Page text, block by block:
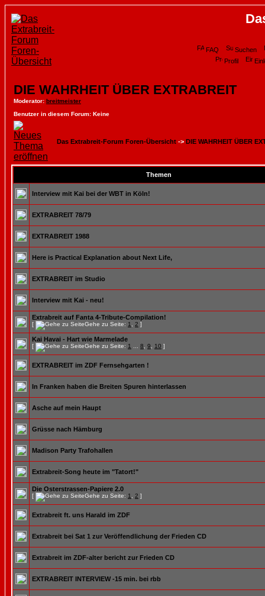
FAQ
Suchen
Profil
DIE WAHRHEIT ÜBER EXTRABREIT
Moderator: breitmeister
Benutzer in diesem Forum: Keine
Das Extrabreit-Forum Foren-Übersicht -> DIE WAHRHEIT ÜBER
Themen
Interview mit Kai bei der WBT in Köln!
EXTRABREIT 78/79
EXTRABREIT 1988
Here is Practical Explanation about Next Life,
EXTRABREIT im Studio
Interview mit Kai - neu!
Extrabreit auf Fanta 4-Tribute-Compilation!
[ Gehe zu Seite: 1 2 ]
Kai Havai - Hart wie Marmelade
[ Gehe zu Seite: 1 8 9 10 ]
EXTRABREIT im ZDF Fernsehgarten !
In Franken haben die Breiten Spuren hinterlassen
Asche auf mein Haupt
Grüsse nach Hämburg
Madison Party Trafohallen
Extrabreit-Song heute im "Tatort!"
Die Osterstrassen-Papiere 2.0
[ Gehe zu Seite: 1 2 ]
Extrabreit ft. uns Harald im ZDF
Extrabreit bei Sat 1 zur Veröffendlichung der Frieden CD
Extrabreit im ZDF-alter bericht zur Frieden CD
EXTRABREIT INTERVIEW -15 min. bei rbb